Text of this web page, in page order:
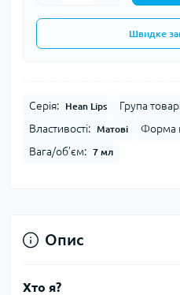
Швидке
Серія: Hean Lips Група
Властивості: Матові Форма
Вага/об’єм: 7 мл
Опис
Хто я?